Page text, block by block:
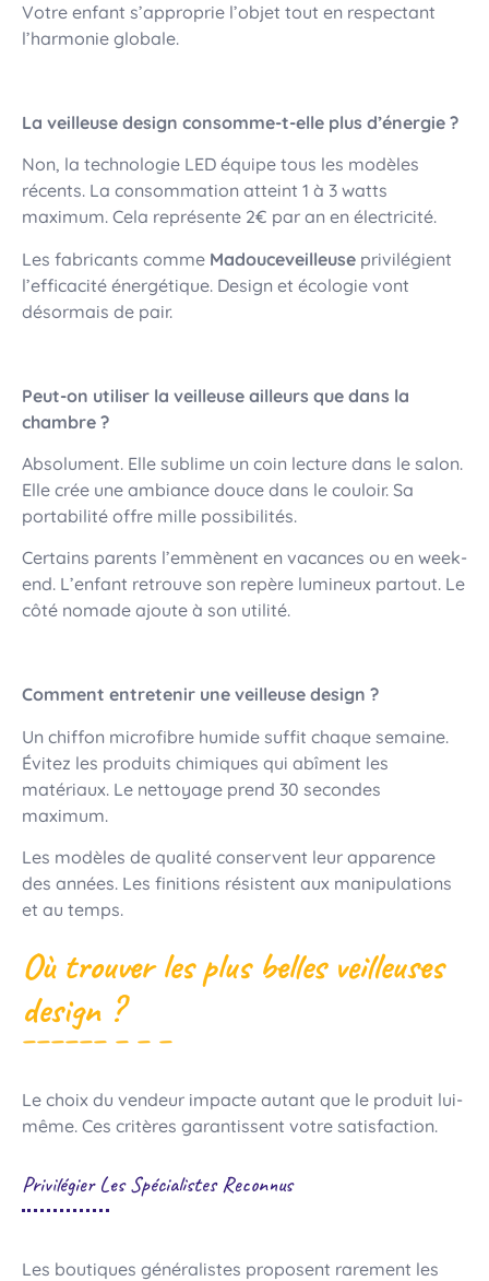
Votre enfant s’approprie l’objet tout en respectant
l’harmonie globale.
La veilleuse design consomme-t-elle plus d’énergie ?
Non, la technologie LED équipe tous les modèles
récents. La consommation atteint 1 à 3 watts
maximum. Cela représente 2€ par an en électricité.
Les fabricants comme Madouceveilleuse privilégient
l’efficacité énergétique. Design et écologie vont
désormais de pair.
Peut-on utiliser la veilleuse ailleurs que dans la
chambre ?
Absolument. Elle sublime un coin lecture dans le salon.
Elle crée une ambiance douce dans le couloir. Sa
portabilité offre mille possibilités.
Certains parents l’emmènent en vacances ou en week-
end. L’enfant retrouve son repère lumineux partout. Le
côté nomade ajoute à son utilité.
Comment entretenir une veilleuse design ?
Un chiffon microfibre humide suffit chaque semaine.
Évitez les produits chimiques qui abîment les
matériaux. Le nettoyage prend 30 secondes
maximum.
Les modèles de qualité conservent leur apparence
des années. Les finitions résistent aux manipulations
et au temps.
Où trouver les plus belles veilleuses
design ?
Le choix du vendeur impacte autant que le produit lui-
même. Ces critères garantissent votre satisfaction.
Privilégier Les Spécialistes Reconnus
Les boutiques généralistes proposent rarement les